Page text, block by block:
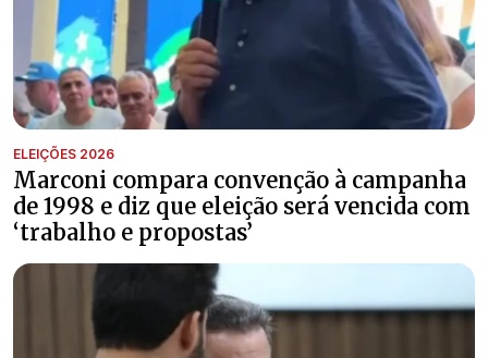
ELEIÇÕES 2026
Marconi compara convenção à campanha
de 1998 e diz que eleição será vencida com
‘trabalho e propostas’